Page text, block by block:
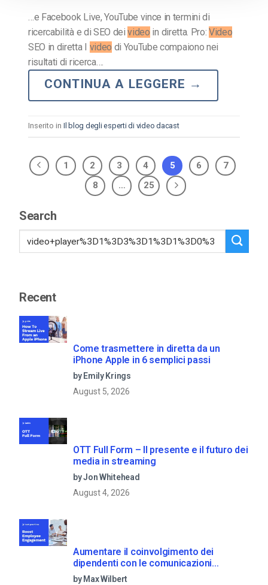
…e Facebook Live, YouTube vince in termini di
ricercabilità e di SEO deivideo in diretta. Pro:Video
SEO in diretta I video di YouTube compaiono nei
risultati di ricerca….
CONTINUA A LEGGERE →
Inserito in Il blog degli esperti di video dacast
1 2 3 4 5 6
7
8
… 25
Search
Recent
Come trasmettere in diretta da un
iPhone Apple in 6 semplici passi
by Emily Krings
August 5, 2026
OTT Full Form – Il presente e il futuro dei
media in streaming
by Jon Whitehead
August 4, 2026
Aumentare il coinvolgimento dei
dipendenti con le comunicazioni
aziendali in live streaming
by Max Wilbert